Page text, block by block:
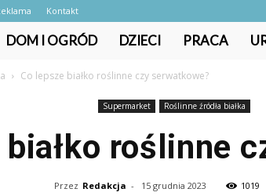
Kontakt
DOM I OGRÓD DZIECI PRACA
Co lepsze białko roślinne czy serwatkowe?
Supermarket Roślinne źródła białka
roślinne
Przez Redakcja - 15 grudnia 2023 1019